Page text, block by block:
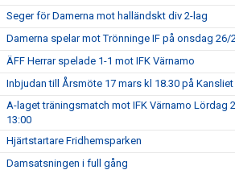
Seger för Damerna mot halländskt div 2-lag
Damerna spelar mot Trönninge IF på onsdag 26/
ÄFF Herrar spelade 1-1 mot IFK Värnamo
Inbjudan till Årsmöte 17 mars kl 18.30 på Kansliet
A-laget träningsmatch mot IFK Värnamo Lördag
13:00
Hjärtstartare Fridhemsparken
Damsatsningen i full gång